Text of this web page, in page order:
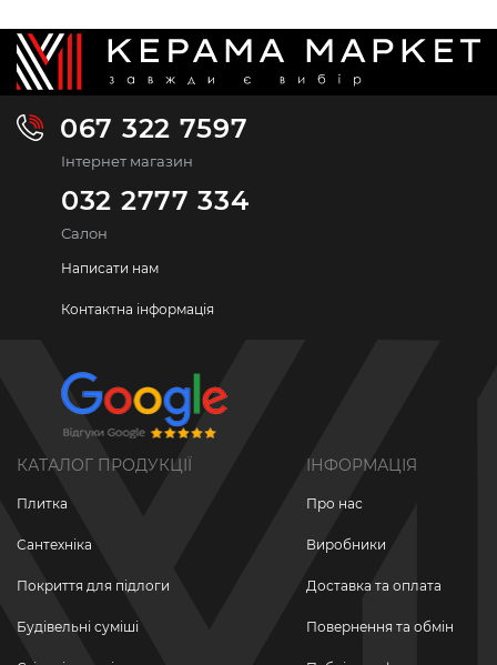
067 322 7597
Інтернет магазин
032 2777 334
Салон
Написати нам
Контактна інформація
КАТАЛОГ ПРОДУКЦІЇ
Плитка
Сантехніка
Покриття для підлоги
Будівельні суміші
ІНФОРМАЦІЯ
Про нас
Виробники
Доставка та оплата
Повернення та обмін